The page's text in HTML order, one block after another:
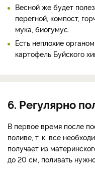
Весной же будет
перегной, компост,
мука, биогумус.
Есть неплохие
картофель Буйского
6. Регулярно
В первое время после
поливе, т. к. все
получает из
до 20 см, поливать